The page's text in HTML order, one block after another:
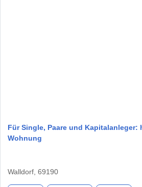
Für Single, Paare und Kapitalanleger:
Wohnung
Walldorf, 69190